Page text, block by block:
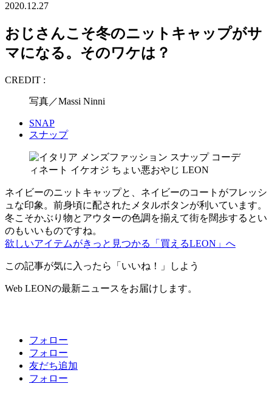
2020.12.27
おじさんこそ冬のニットキャップがサ
マになる。そのワケは？
CREDIT :
写真／Massi Ninni
SNAP
スナップ
ネイビーのニットキャップと、ネイビーのコートがフレッシ
ュな印象。前身頃に配されたメタルボタンが利いています。
冬こそかぶり物とアウターの色調を揃えて街を闊歩するとい
のもいいものですね。
欲しいアイテムがきっと見つかる「買えるLEON」へ
この記事が気に入ったら「いいね！」しよう
Web LEONの最新ニュースをお届けします。
フォロー
フォロー
友だち追加
フォロー